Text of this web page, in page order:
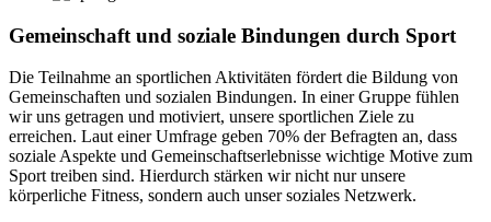
Gemeinschaft und soziale Bindungen durch Sport
Die Teilnahme an sportlichen Aktivitäten fördert die Bildung von
Gemeinschaften und sozialen Bindungen. In einer Gruppe fühlen
wir uns getragen und motiviert, unsere sportlichen Ziele zu
erreichen. Laut einer Umfrage geben 70% der Befragten an, dass
soziale Aspekte und Gemeinschaftserlebnisse wichtige Motive zum
Sport treiben sind. Hierdurch stärken wir nicht nur unsere
körperliche Fitness, sondern auch unser soziales Netzwerk.